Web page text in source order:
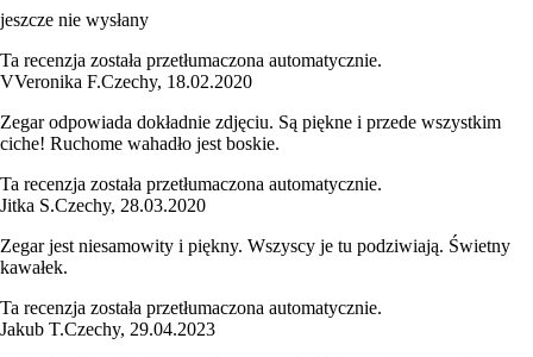
jeszcze nie wysłany
Ta recenzja została przetłumaczona automatycznie.
VVeronika F.Czechy, 18.02.2020
Zegar odpowiada dokładnie zdjęciu. Są piękne i przede wszystkim
ciche! Ruchome wahadło jest boskie.
Ta recenzja została przetłumaczona automatycznie.
Jitka S.Czechy, 28.03.2020
Zegar jest niesamowity i piękny. Wszyscy je tu podziwiają. Świetny
kawałek.
Ta recenzja została przetłumaczona automatycznie.
Jakub T.Czechy, 29.04.2023